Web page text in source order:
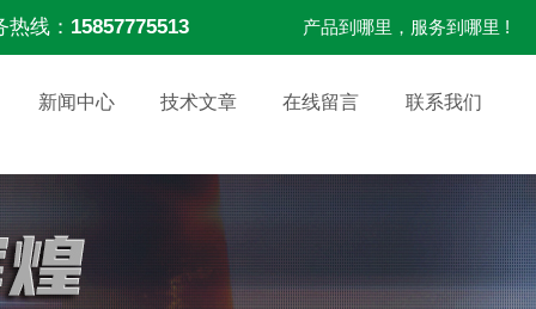
热线： 15857775513 产品到哪里，服务到哪里 !
新闻中心 技术文章 在线留言 联系我们